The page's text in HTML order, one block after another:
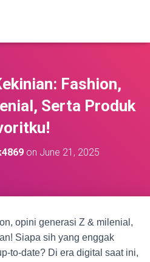
Fashion,
Serta Produk
on June 21, 2025
opini generasi Z & milenial,
Siapa sih yang enggak
to-date? Di era digital saat ini,